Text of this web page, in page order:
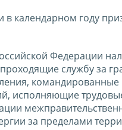
календарном году
Федерации
службу за
исполняющие
за пределами